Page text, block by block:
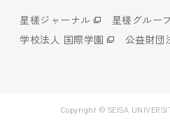
星槎ジャーナル
星槎グルー
学校法人 国際学園
公益財団
Copyright © SEISA